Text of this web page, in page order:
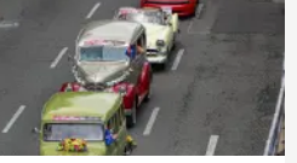
Noticia